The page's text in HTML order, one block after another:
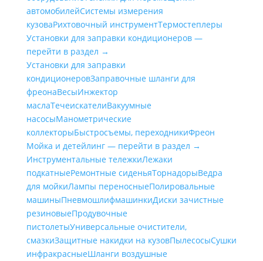
автомобилейСистемы измерения
кузоваРихтовочный инструментТермостеплеры
Установки для заправки кондиционеров —
перейти в раздел →
Установки для заправки
кондиционеровЗаправочные шланги для
фреонаВесыИнжектор
маслаТечеискателиВакуумные
насосыМанометрические
коллекторыБыстросъемы, переходникиФреон
Мойка и детейлинг — перейти в раздел →
Инструментальные тележкиЛежаки
подкатныеРемонтные сиденьяТорнадорыВедра
для мойкиЛампы переносныеПолировальные
машиныПневмошлифмашинкиДиски зачистные
резиновыеПродувочные
пистолетыУниверсальные очистители,
смазкиЗащитные накидки на кузовПылесосыСушки
инфракрасныеШланги воздушные